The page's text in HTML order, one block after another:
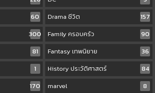
60 Drama ชีวิต
157
300 Family ครอบครัว
90
81 Fantasy เทพนิยาย
36
1 History ประวัติศาสตร์
84
170 marvel
8